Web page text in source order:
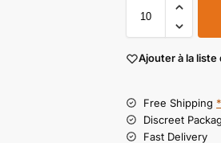
Ajouter à la liste
Free Shipping *
Discreet
Fast Delivery